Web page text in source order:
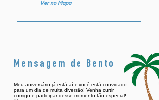
Ver no Mapa
Mensagem de Bento
Meu aniversário já está aí e você está convidado
para um dia de muita diversão! Venha curtir
comigo e participar desse momento tão especial!